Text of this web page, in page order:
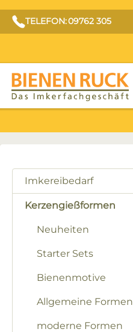
TELEFON: 09762 305
Imkereibedarf
Kerzengießformen
Neuheiten
Starter Sets
Bienenmotive
Allgemeine Formen
moderne Formen